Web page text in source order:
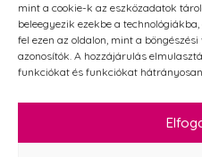
mint a cookie-k az eszközadatok
beleegyezik ezekbe a
fel ezen az oldalon, mint a
azonosítók. A hozzájárulás
funkciókat és funkciókat